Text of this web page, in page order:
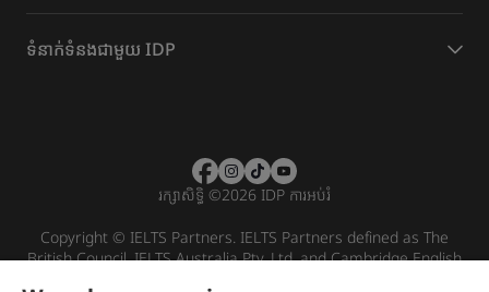
ទំនាក់ទំនងជាមួយ IDP
រក្សាសិទ្ធិ ©2026 IDP ការអប់រំ
Copyright © IELTS Partners. IELTS Partners defined as The
British Council, IELTS Australia Pty. Ltd. and Cambridge English